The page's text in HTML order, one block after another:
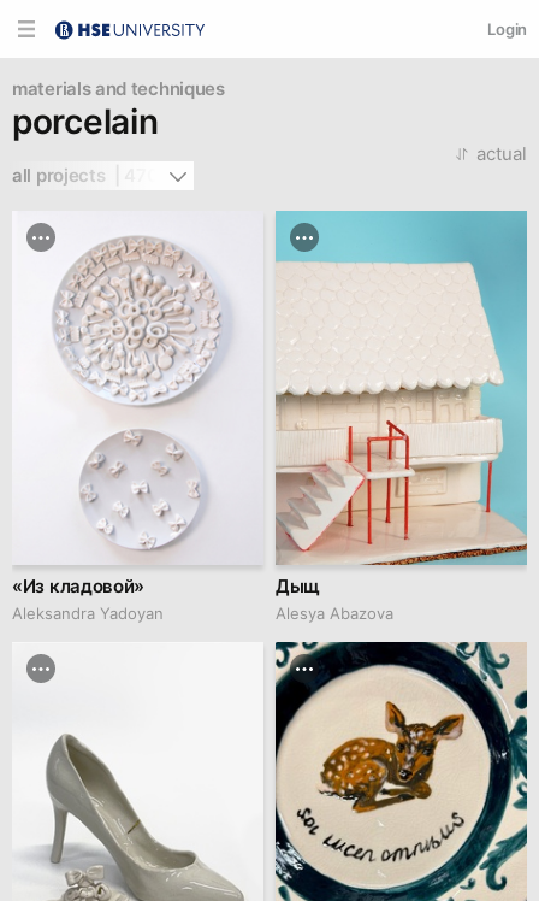
Login
materials and techniques
porcelain
all projects  | 470
actual
«Из кладовой»
Aleksandra Yadoyan
Дыщ
Alesya Abazova